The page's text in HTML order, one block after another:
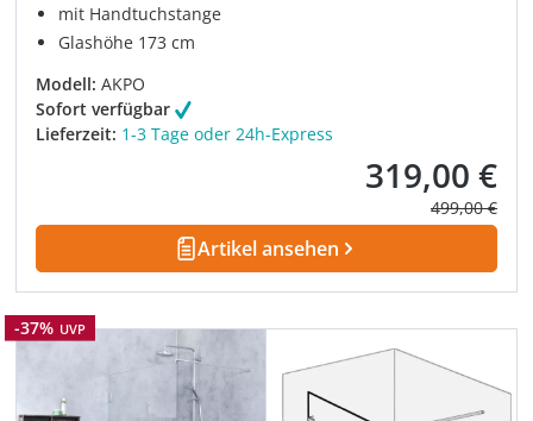
mit Handtuchstange
Glashöhe 173 cm
Modell: AKPO
Sofort verfügbar
Lieferzeit: 1-3 Tage oder 24h-Express
Verkaufspreis:
319,00 €
Regulärer
499,00 €
Artikel ansehen
Rabatt
-37% UVP